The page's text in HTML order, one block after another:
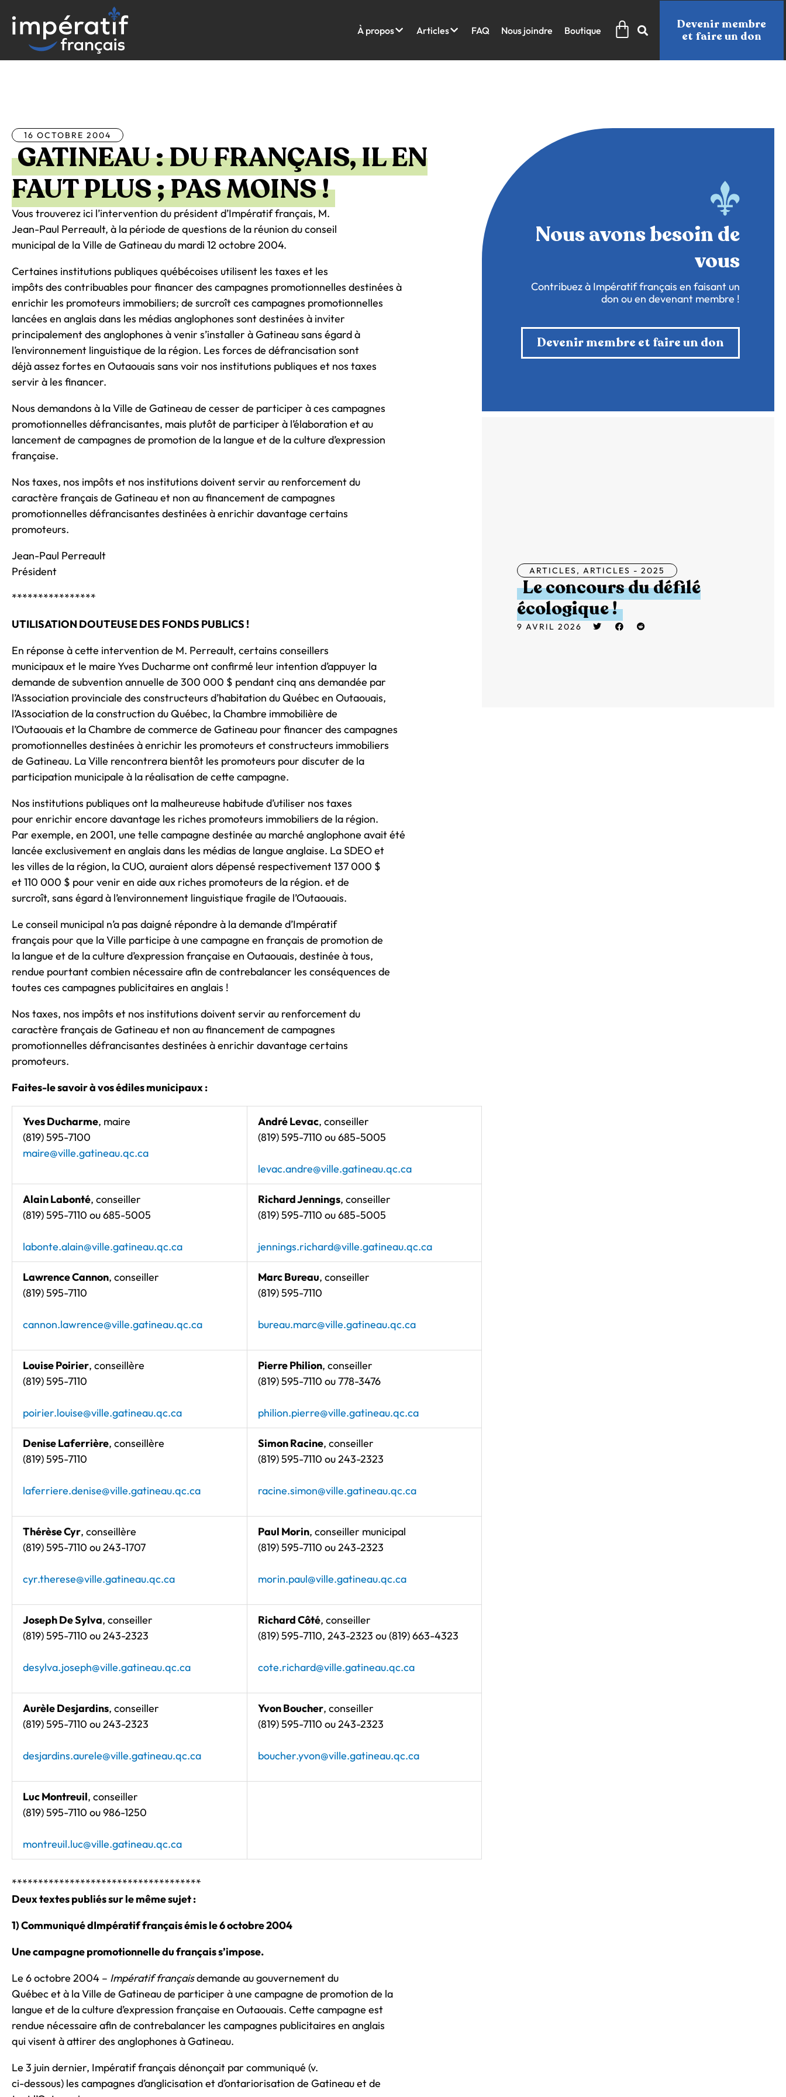
contenu
À propos Articles FAQ Nous joindre Boutique Panier
Devenir membre
et faire un don
16 OCTOBRE 2004
GATINEAU : DU FRANÇAIS, IL EN
FAUT PLUS ; PAS MOINS !
Vous trouverez ici l’intervention du président d’Impératif français, M.
Jean-Paul Perreault, à la période de questions de la réunion du conseil
municipal de la Ville de Gatineau du mardi 12 octobre 2004.
Certaines institutions publiques québécoises utilisent les taxes et les
impôts des contribuables pour financer des campagnes promotionnelles destinées à
enrichir les promoteurs immobiliers; de surcroît ces campagnes promotionnelles
lancées en anglais dans les médias anglophones sont destinées à inviter
principalement des anglophones à venir s’installer à Gatineau sans égard à
l’environnement linguistique de la région. Les forces de défrancisation sont
déjà assez fortes en Outaouais sans voir nos institutions publiques et nos taxes
servir à les financer.
Nous demandons à la Ville de Gatineau de cesser de participer à ces campagnes
promotionnelles défrancisantes, mais plutôt de participer à l’élaboration et au
lancement de campagnes de promotion de la langue et de la culture d’expression
française.
Nos taxes, nos impôts et nos institutions doivent servir au renforcement du
caractère français de Gatineau et non au financement de campagnes
promotionnelles défrancisantes destinées à enrichir davantage certains
promoteurs.
Jean-Paul Perreault
Président
****************
UTILISATION DOUTEUSE DES FONDS PUBLICS !
En réponse à cette intervention de M. Perreault, certains conseillers
municipaux et le maire Yves Ducharme ont confirmé leur intention d’appuyer la
demande de subvention annuelle de 300 000 $ pendant cinq ans demandée par
l’Association provinciale des constructeurs d’habitation du Québec en Outaouais,
l’Association de la construction du Québec, la Chambre immobilière de
l’Outaouais et la Chambre de commerce de Gatineau pour financer des campagnes
promotionnelles destinées à enrichir les promoteurs et constructeurs immobiliers
de Gatineau. La Ville rencontrera bientôt les promoteurs pour discuter de la
participation municipale à la réalisation de cette campagne.
Nos institutions publiques ont la malheureuse habitude d’utiliser nos taxes
pour enrichir encore davantage les riches promoteurs immobiliers de la région.
Par exemple, en 2001, une telle campagne destinée au marché anglophone avait été
lancée exclusivement en anglais dans les médias de langue anglaise. La SDEO et
les villes de la région, la CUO, auraient alors dépensé respectivement 137 000 $
et 110 000 $ pour venir en aide aux riches promoteurs de la région. et de
surcroît, sans égard à l’environnement linguistique fragile de l’Outaouais.
Le conseil municipal n’a pas daigné répondre à la demande d’Impératif
français pour que la Ville participe à une campagne en français de promotion de
la langue et de la culture d’expression française en Outaouais, destinée à tous,
rendue pourtant combien nécessaire afin de contrebalancer les conséquences de
toutes ces campagnes publicitaires en anglais !
Nos taxes, nos impôts et nos institutions doivent servir au renforcement du
caractère français de Gatineau et non au financement de campagnes
promotionnelles défrancisantes destinées à enrichir davantage certains
promoteurs.
Faites-le savoir à vos édiles municipaux :
Yves Ducharme, maire
(819) 595-7100
maire@ville.gatineau.qc.ca
André Levac, conseiller
(819) 595-7110 ou 685-5005
levac.andre@ville.gatineau.qc.ca
Alain Labonté, conseiller
(819) 595-7110 ou 685-5005
labonte.alain@ville.gatineau.qc.ca
Richard Jennings, conseiller
(819) 595-7110 ou 685-5005
jennings.richard@ville.gatineau.qc.ca
Lawrence Cannon, conseiller
(819) 595-7110
cannon.lawrence@ville.gatineau.qc.ca
Marc Bureau, conseiller
(819) 595-7110
bureau.marc@ville.gatineau.qc.ca
Louise Poirier, conseillère
(819) 595-7110
poirier.louise@ville.gatineau.qc.ca
Pierre Philion, conseiller
(819) 595-7110 ou 778-3476
philion.pierre@ville.gatineau.qc.ca
Denise Laferrière, conseillère
(819) 595-7110
laferriere.denise@ville.gatineau.qc.ca
Simon Racine, conseiller
(819) 595-7110 ou 243-2323
racine.simon@ville.gatineau.qc.ca
Thérèse Cyr, conseillère
(819) 595-7110 ou 243-1707
cyr.therese@ville.gatineau.qc.ca
Paul Morin, conseiller municipal
(819) 595-7110 ou 243-2323
morin.paul@ville.gatineau.qc.ca
Joseph De Sylva, conseiller
(819) 595-7110 ou 243-2323
desylva.joseph@ville.gatineau.qc.ca
Richard Côté, conseiller
(819) 595-7110, 243-2323 ou (819) 663-4323
cote.richard@ville.gatineau.qc.ca
Aurèle Desjardins, conseiller
(819) 595-7110 ou 243-2323
desjardins.aurele@ville.gatineau.qc.ca
Yvon Boucher, conseiller
(819) 595-7110 ou 243-2323
boucher.yvon@ville.gatineau.qc.ca
Luc Montreuil, conseiller
(819) 595-7110 ou 986-1250
montreuil.luc@ville.gatineau.qc.ca
************************************
Deux textes publiés sur le même sujet :
1) Communiqué dImpératif français émis le 6 octobre 2004
Une campagne promotionnelle du français s’impose.
Le 6 octobre 2004 – Impératif françaisdemande au gouvernement du
Québec et à la Ville de Gatineau de participer à une campagne de promotion de la
langue et de la culture d’expression française en Outaouais. Cette campagne est
rendue nécessaire afin de contrebalancer les campagnes publicitaires en anglais
qui visent à attirer des anglophones à Gatineau.
Le 3 juin dernier, Impératif français dénonçait par communiqué (v.
ci-dessous) les campagnes d’anglicisation et d’ontariorisation de Gatineau et de
Nous avons besoin de
vous
Contribuez à Impératif français en faisant un
don ou en devenant membre !
Devenir membre et faire un don
ARTICLES, ARTICLES - 2025
Le concours du défilé
écologique !
9 AVRIL 2026